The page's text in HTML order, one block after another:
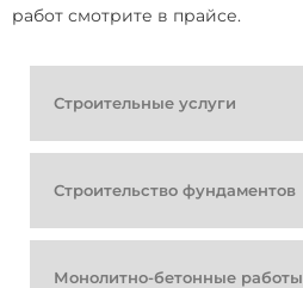
работ смотрите в прайсе.
Строительные услуги
Строительство фундаментов
Монолитно-бетонные работы